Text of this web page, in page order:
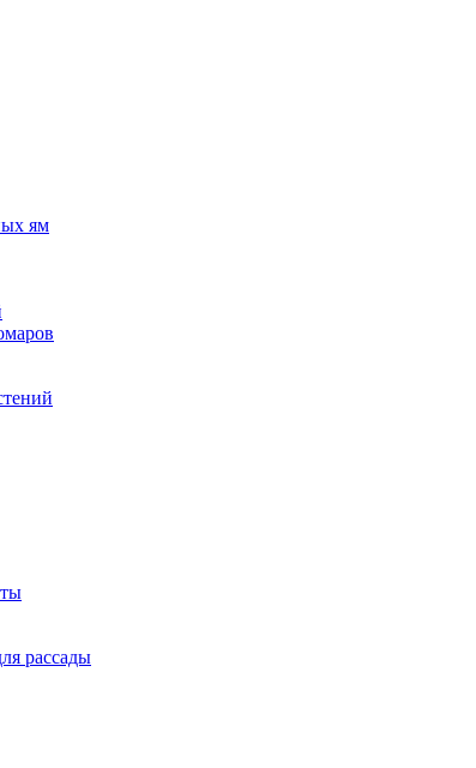
ям
рассады